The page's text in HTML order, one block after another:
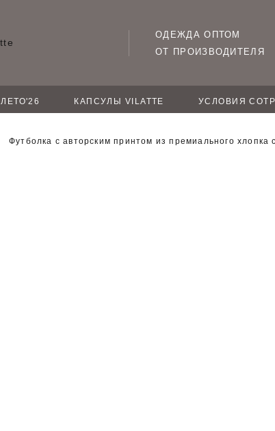
ОДЕЖДА ОПТОМ
ОТ ПРОИЗВОДИТЕЛЯ
ЛЕТО'26 КАПСУЛЫ VILATTE УСЛОВИЯ
Футболка с авторским принтом из премиального хлопка